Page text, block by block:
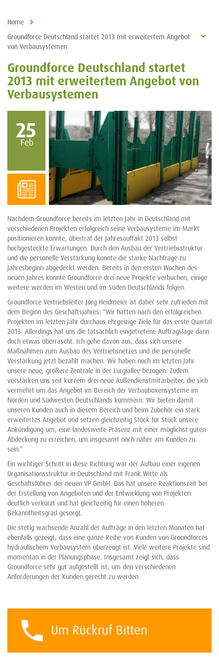
Home
Groundforce Deutschland startet 2013 mit erweitertem Angebot
von Verbausystemen
Groundforce Deutschland startet
2013 mit erweitertem Angebot von
Verbausystemen
25
Feb
Nachdem Groundforce bereits im letzten Jahr in Deutschland mit
verschiedenen Projekten erfolgreich seine Verbausysteme im Markt
positionieren konnte, übertraf der Jahresauftakt 2013 selbst
hochgesteckte Erwartungen. Durch den Ausbau der Vertriebsstruktur
und die personelle Verstärkung konnte die starke Nachfrage zu
Jahresbeginn abgedeckt werden. Bereits in den ersten Wochen des
neuen Jahres konnte Groundforce drei neue Projekte verbuchen, einige
weitere werden im Westen und im Süden Deutschlands folgen.
Groundforce Vertriebsleiter Jörg Heidmeier ist daher sehr zufrieden mit
dem Beginn des Geschäftsjahres: “Wir hatten nach den erfolgreichen
Projekten im letzten Jahr durchaus ehrgeizige Ziele für das erste Quartal
2013. Allerdings hat uns die tatsächlich eingetretene Auftragslage dann
doch etwas überrascht. Ich gehe davon aus, dass sich unsere
Maßnahmen zum Ausbau des Vertriebsnetzes und die personelle
Verstärkung jetzt bezahlt machen. Wir haben noch im letzten Jahr
unsere neue, größere Zentrale in der Lurgiallee bezogen. Zudem
verstärken uns seit kurzem drei neue Außendienstmitarbeiter, die sich
vermehrt um das Angebot im Bereich der Verbauboxensysteme im
Norden und Südwesten Deutschlands kümmern. Wir bieten damit
unseren Kunden auch in diesem Bereich und beim Zubehör ein stark
erweitertes Angebot und setzen gleichzeitig Stück für Stück unsere
Ankündigung um, eine landesweite Präsenz mit einer möglichst guten
Abdeckung zu erreichen, um insgesamt noch näher am Kunden zu
sein.”
Ein wichtiger Schritt in diese Richtung war der Aufbau einer eigenen
Organisationsstruktur in Deutschland mit Frank Witte als
Geschäftsführer der neuen VP GmbH. Das hat unsere Reaktionszeit bei
der Erstellung von Angeboten und der Entwicklung von Projekten
deutlich verkürzt und hat gleichzeitig für einen höheren
Bekanntheitsgrad gesorgt.
Die stetig wachsende Anzahl der Aufträge in den letzten Monaten hat
ebenfalls gezeigt, dass eine ganze Reihe von Kunden von Groundforces
hydraulischem Verbausystem überzeugt ist. Viele weitere Projekte sind
momentan in der Planungsphase. Insgesamt zeigt sich, dass
Groundforce sehr gut aufgestellt ist, um den verschiedenen
Anforderungen der Kunden gerecht zu werden.
Um Rückruf Bitten